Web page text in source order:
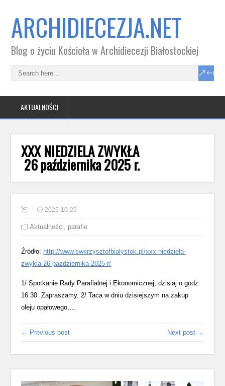
ARCHIDIECEZJA.NET
Blog o życiu Kościoła w Archidiecezji Białostockiej
AKTUALNOŚCI
XXX NIEDZIELA ZWYKŁA
26 października 2025 r.
2025-10-25
Aktualności, parafie
Źródło: http://www.swkrzysztofbialystok.pl/xxx-niedziela-
zwykla-26-pazdziernika-2025-r/
1/ Spotkanie Rady Parafialnej i Ekonomicznej, dzisiaj o godz.
16.30. Zapraszamy. 2/ Taca w dniu dzisiejszym na zakup
oleju opałowego….
← Previous post Next post →